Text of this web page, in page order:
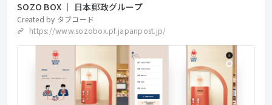
SOZO BOX │ 日本郵政グループ
Created by タブコード
https://www.sozobox.pf.japanpost.jp/